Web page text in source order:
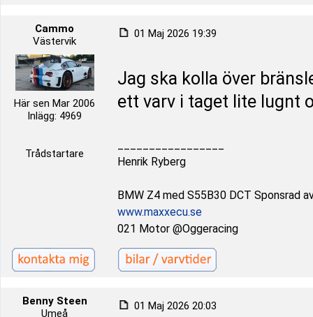
Cammo
Västervik
Här sen Mar 2006
Inlägg: 4969
Trådstartare
01 Maj 2026 19:39
Jag ska kolla över
ett varv i taget lite lugnt
Henrik Ryberg
BMW Z4 med S55B30 DCT Sponsrad
www.maxxecu.se
021 Motor @Oggeracing
Benny Steen
Umeå
01 Maj 2026 20:03